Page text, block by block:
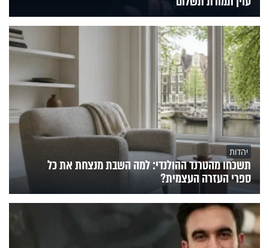
יהדות
תשכחו מהטרנד ההולנדי: למה השבת מנצחת את כל
ספרי העזרה העצמית?